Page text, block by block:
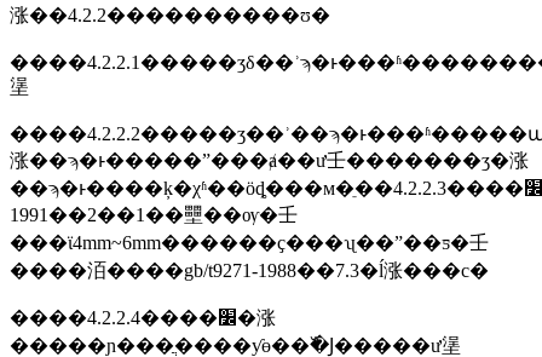
涨��4.2.2����������ʊ�
塣
涨��ϡ�ͱ�����ˮ���ⱥ��ư壬�������ʒ�涨
��ϡ�ͱ����ķ�χʱ��ӧȡ���м�ֵ��4.2.2.3����׼�м������԰�ĵײĳ��ա���ʹ�þ���ĥ����ƭֽ���⣬�����ϊ����jc/t412-
1991��2��1��壨��ѹ�壬
���ϊ4mm~6mm������ҫ���ʯ��ˮ��ƽ�壬
����洦����gb/t9271-1988��7.3�ĺ涨���с�
����4.2.2.4����׼�涨
�����ɲ���ֲ����ƴɵ��߰�Ϳ�����ư塣